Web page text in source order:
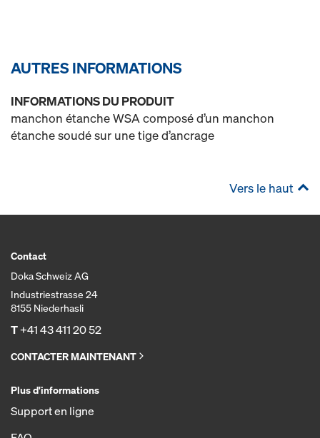
AUTRES INFORMATIONS
INFORMATIONS DU PRODUIT
manchon étanche WSA composé d’un manchon
étanche soudé sur une tige d’ancrage
Vers le haut
Contact
Doka Schweiz AG
Industriestrasse 24
8155 Niederhasli
T+41 43 411 20 52
CONTACTER MAINTENANT
Plus d'informations
Support en ligne